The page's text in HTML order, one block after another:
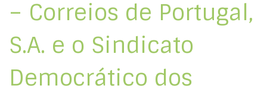
– Correios de Portugal,
S.A. e o Sindicato
Democrático dos